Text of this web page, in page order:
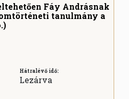
Fáy Andrásnak
tanulmány a
Hátralévő idő:
Lezárva